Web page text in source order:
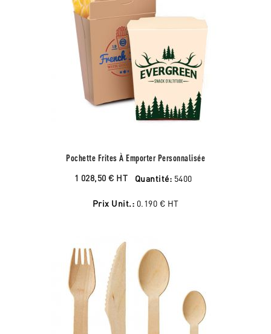
Pochette Frites À Emporter Personnalisée
1 028,50 € HT Quantité: 5400
Prix Unit.: 0.190 € HT